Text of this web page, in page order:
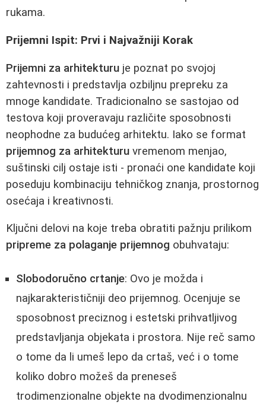
rukama.
Prijemni Ispit: Prvi i Najvažniji Korak
Prijemni za arhitekturu je poznat po svojoj
zahtevnosti i predstavlja ozbiljnu prepreku za
mnoge kandidate. Tradicionalno se sastojao od
testova koji proveravaju različite sposobnosti
neophodne za budućeg arhitektu. Iako se format
prijemnog za arhitekturu vremenom menjao,
suštinski cilj ostaje isti - pronaći one kandidate koji
poseduju kombinaciju tehničkog znanja, prostornog
osećaja i kreativnosti.
Ključni delovi na koje treba obratiti pažnju prilikom
pripreme za polaganje prijemnog obuhvataju:
Slobodoručno crtanje: Ovo je možda i
najkarakterističniji deo prijemnog. Ocenjuje se
sposobnost preciznog i estetski prihvatljivog
predstavljanja objekata i prostora. Nije reč samo
o tome da li umeš lepo da crtaš, već i o tome
koliko dobro možeš da preneseš
trodimenzionalne objekte na dvodimenzionalnu